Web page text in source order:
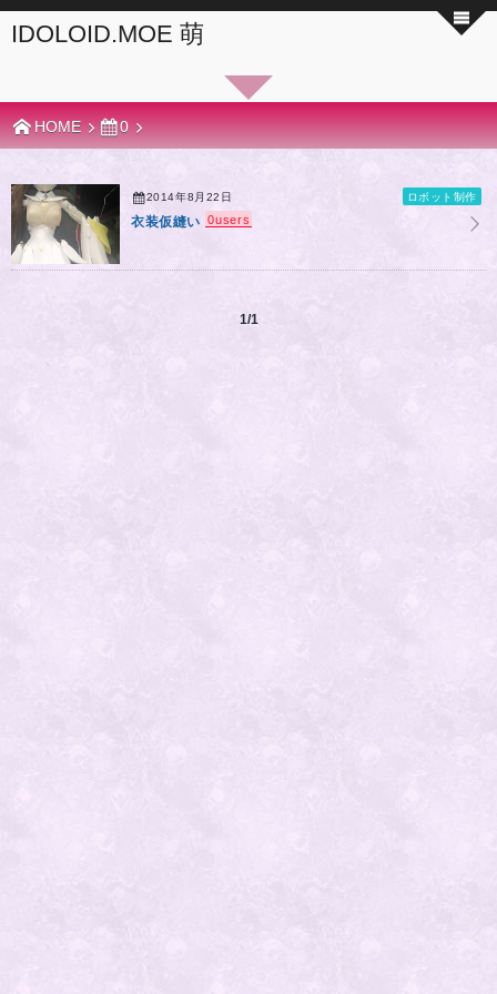
IDOLOID.MOE 萌
HOME 0
2014年8月22日 ロボット制作
衣装仮縫い 0users
1/1